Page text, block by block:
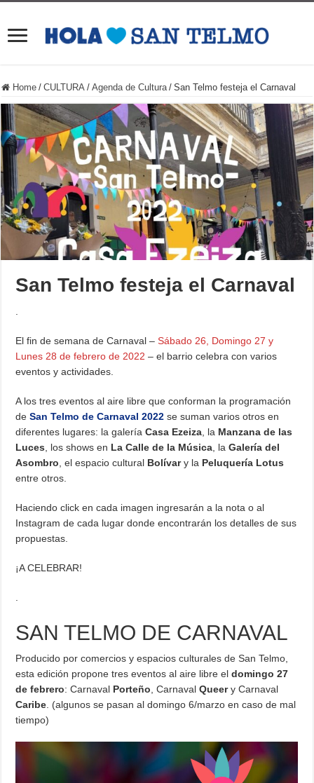
Home / CULTURA / Agenda de Cultura / San Telmo festeja el Carnaval
San Telmo festeja el Carnaval
El fin de semana de Carnaval –Sábado 26, Domingo 27 y
Lunes 28 de febrero de 2022 – el barrio celebra con varios
eventos y actividades.
A los tres eventos al aire libre que conforman la programación
deSan Telmo de Carnaval 2022 se suman varios otros en
diferentes lugares: la galeríaCasa Ezeiza , la Manzana de las
Luces , los shows en La Calle de la Música , laGalería del
Asombro , el espacio cultural Bolívary la Peluquería Lotus
entre otros.
Haciendo click en cada imagen ingresarán a la nota o al
Instagram de cada lugar donde encontrarán los detalles de sus
propuestas.
¡A CELEBRAR!
SAN TELMO DE CARNAVAL
Producido por comercios y espacios culturales de San Telmo,
esta edición propone tres eventos al aire libre eldomingo 27
de febrero: Carnaval Porteño , CarnavalQueery Carnaval
Caribe . (algunos se pasan al domingo 6/marzo en caso de mal
tiempo)